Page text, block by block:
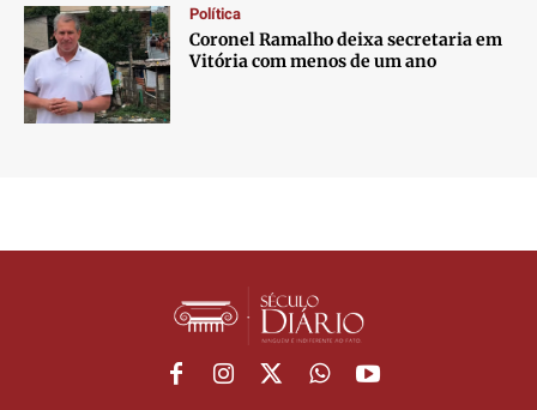
Política
Coronel Ramalho deixa secretaria em
Vitória com menos de um ano